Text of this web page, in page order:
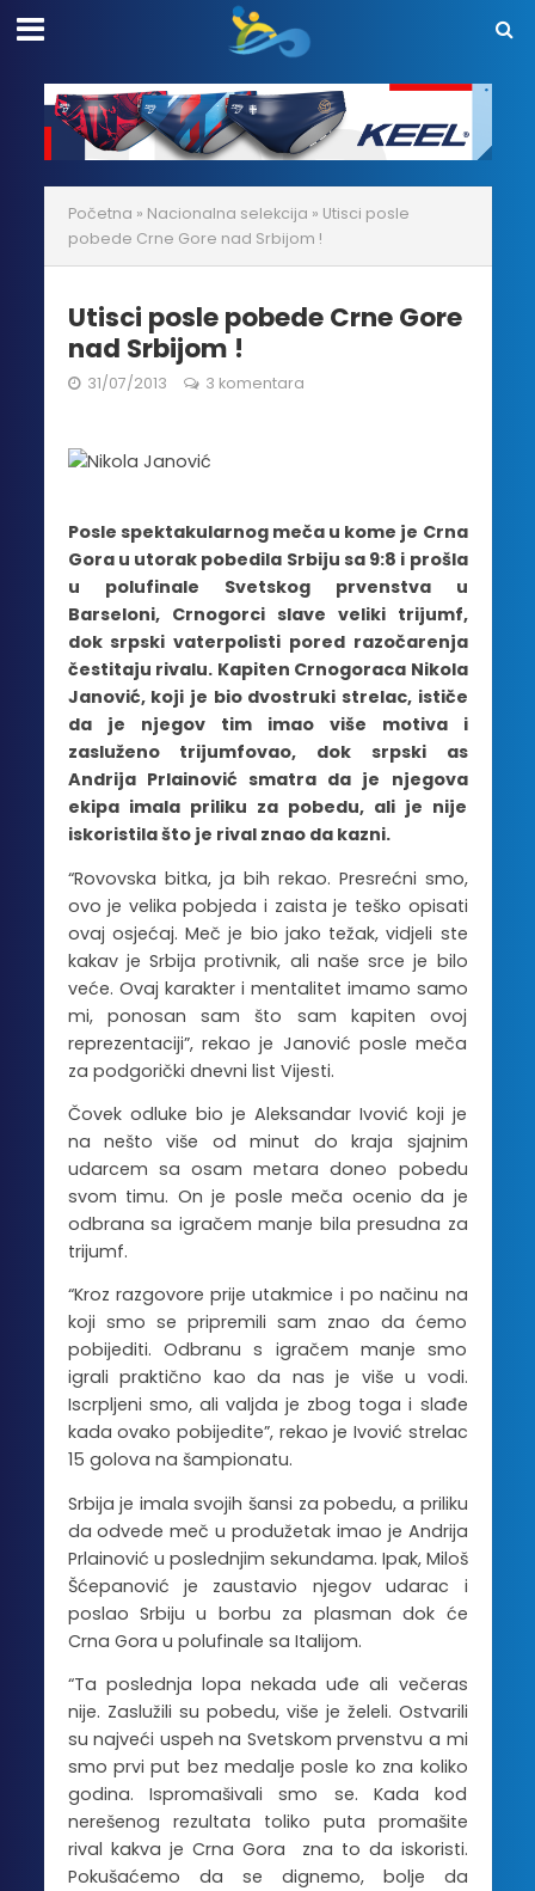
Početna » Nacionalna selekcija » Utisci posle
pobede Crne Gore nad Srbijom !
Utisci posle pobede Crne Gore
nad Srbijom !
31/07/2013 3 komentara
Posle spektakularnog meča u kome je Crna
Gora u utorak pobedila Srbiju sa 9:8 i prošla
u polufinale Svetskog prvenstva u
Barseloni, Crnogorci slave veliki trijumf,
dok srpski vaterpolisti pored razočarenja
čestitaju rivalu. Kapiten Crnogoraca Nikola
Janović, koji je bio dvostruki strelac, ističe
da je njegov tim imao više motiva i
zasluženo trijumfovao, dok srpski as
Andrija Prlainović smatra da je njegova
ekipa imala priliku za pobedu, ali je nije
iskoristila što je rival znao da kazni.
“Rovovska bitka, ja bih rekao. Presrećni smo,
ovo je velika pobjeda i zaista je teško opisati
ovaj osjećaj. Meč je bio jako težak, vidjeli ste
kakav je Srbija protivnik, ali naše srce je bilo
veće. Ovaj karakter i mentalitet imamo samo
mi, ponosan sam što sam kapiten ovoj
reprezentaciji”, rekao je Janović posle meča
za podgorički dnevni list Vijesti.
Čovek odluke bio je Aleksandar Ivović koji je
na nešto više od minut do kraja sjajnim
udarcem sa osam metara doneo pobedu
svom timu. On je posle meča ocenio da je
odbrana sa igračem manje bila presudna za
trijumf.
“Kroz razgovore prije utakmice i po načinu na
koji smo se pripremili sam znao da ćemo
pobijediti. Odbranu s igračem manje smo
igrali praktično kao da nas je više u vodi.
Iscrpljeni smo, ali valjda je zbog toga i slađe
kada ovako pobijedite”, rekao je Ivović strelac
15 golova na šampionatu.
Srbija je imala svojih šansi za pobedu, a priliku
da odvede meč u produžetak imao je Andrija
Prlainović u poslednjim sekundama. Ipak, Miloš
Šćepanović je zaustavio njegov udarac i
poslao Srbiju u borbu za plasman dok će
Crna Gora u polufinale sa Italijom.
“Ta poslednja lopa nekada uđe ali večeras
nije. Zaslužili su pobedu, više je želeli. Ostvarili
su najveći uspeh na Svetskom prvenstvu a mi
smo prvi put bez medalje posle ko zna koliko
godina. Ispromašivali smo se. Kada kod
nerešenog rezultata toliko puta promašite
rival kakva je Crna Gora zna to da iskoristi.
Pokušaćemo da se dignemo, bolje da